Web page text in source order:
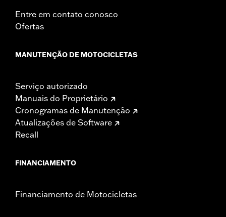
Entre em contato conosco
Ofertas
MANUTENÇÃO DE MOTOCICLETAS
Serviço autorizado
Manuais do Proprietário
Cronogramas de Manutenção
Atualizações de Software
Recall
FINANCIAMENTO
Financiamento de Motocicletas